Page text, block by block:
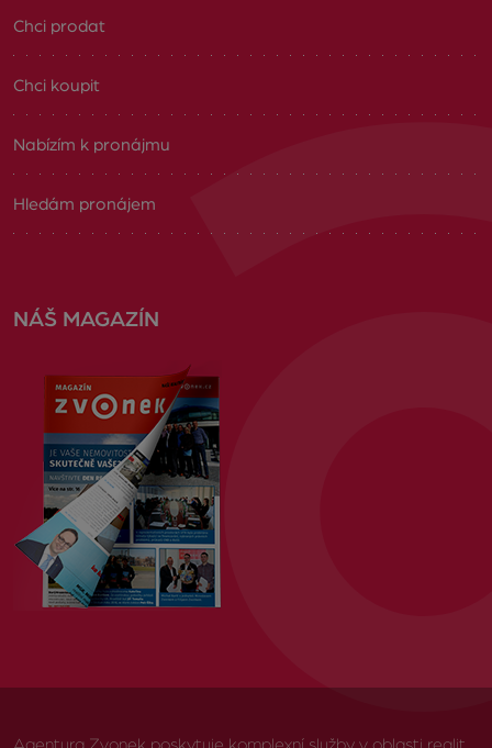
Chci prodat
Chci koupit
Nabízím k pronájmu
Hledám pronájem
NÁŠ MAGAZÍN
Agentura Zvonek poskytuje komplexní služby v oblasti realit,